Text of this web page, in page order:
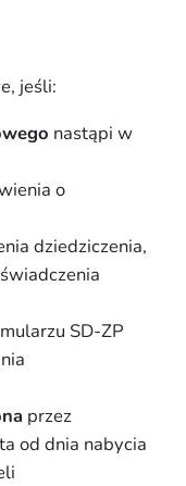
jeśli:
nastąpi w
o
dziedziczenia,
SD-ZP
przez
od dnia nabycia